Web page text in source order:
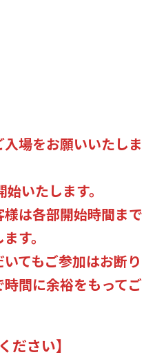
場をお願いいたしま
いたします。
は各部開始時間まで
す。
てもご参加はお断り
時間に余裕をもってご
ださい】